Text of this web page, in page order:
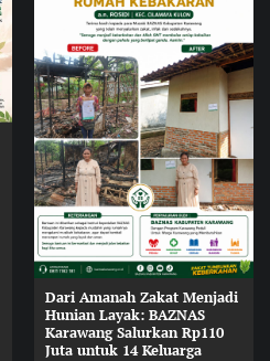
Dari Amanah Zakat Menjadi
Hunian Layak: BAZNAS
Karawang Salurkan Rp110
Juta untuk 14 Keluarga